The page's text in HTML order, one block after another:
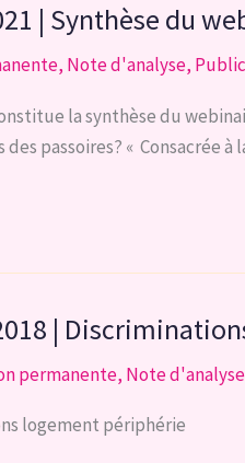
| Synthèse du
, Note d'analyse,
la synthèse du
passoires? « Consacrée
|
permanente, Note d'analyse
logement périphérie